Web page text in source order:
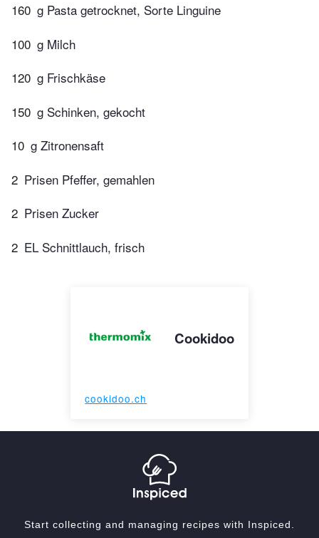
160 g Pasta getrocknet, Sorte Linguine
100 g Milch
120 g Frischkäse
150 g Schinken, gekocht
10 g Zitronensaft
2 Prisen Pfeffer, gemahlen
2 Prisen Zucker
2 EL Schnittlauch, frisch
Cookidoo
cookidoo.ch
Start collecting and managing recipes with Inspiced.